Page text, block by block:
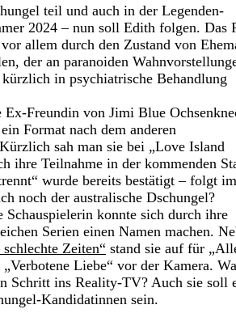
teil und auch in der Legenden-
2024 – nun soll Edith folgen. Das
allem durch den Zustand von
der an paranoiden
in psychiatrische Behandlung
Ex-Freundin von Jimi Blue
Format nach dem anderen
sah man sie bei „Love Island
ihre Teilnahme in der kommenden
wurde bereits bestätigt – folgt im
noch der australische Dschungel?
Schauspielerin konnte sich durch ihre
Serien einen Namen machen.
Zeiten“ stand sie auf für
Liebe“ vor der Kamera.
Schritt ins Reality-TV? Auch sie soll
Kandidatinnen sein.